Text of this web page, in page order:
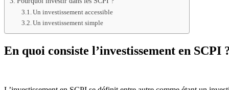
Un investissement accessible
Un investissement simple
En quoi consiste l’investissement en SCPI